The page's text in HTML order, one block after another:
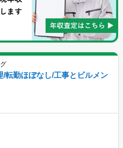
/転勤ほぼなし/工事とビルメン